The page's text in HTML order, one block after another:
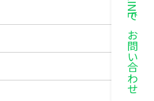
LINEでお問い合わせ